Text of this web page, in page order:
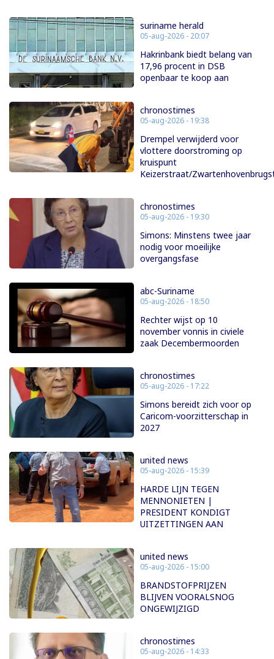
suriname herald
05-aug-2026 - 20:07
Hakrinbank biedt belang van
17,96 procent in DSB
openbaar te koop aan
chronostimes
05-aug-2026 - 19:38
Drempel verwijderd voor
vlottere doorstroming op
kruispunt
Keizerstraat/
chronostimes
05-aug-2026 - 19:30
Simons: Minstens twee jaar
nodig voor moeilijke
overgangsfase
abc-Suriname
05-aug-2026 - 18:50
Rechter wijst op 10
november vonnis in civiele
zaak Decembermoorden
chronostimes
05-aug-2026 - 17:22
Simons bereidt zich voor op
Caricom-voorzitterschap in
2027
united news
05-aug-2026 - 15:39
HARDE LIJN TEGEN
MENNONIETEN |
PRESIDENT KONDIGT
UITZETTINGEN AAN
united news
05-aug-2026 - 15:00
BRANDSTOFPRIJZEN
BLIJVEN VOORALSNOG
ONGEWIJZIGD
chronostimes
05-aug-2026 - 14:33